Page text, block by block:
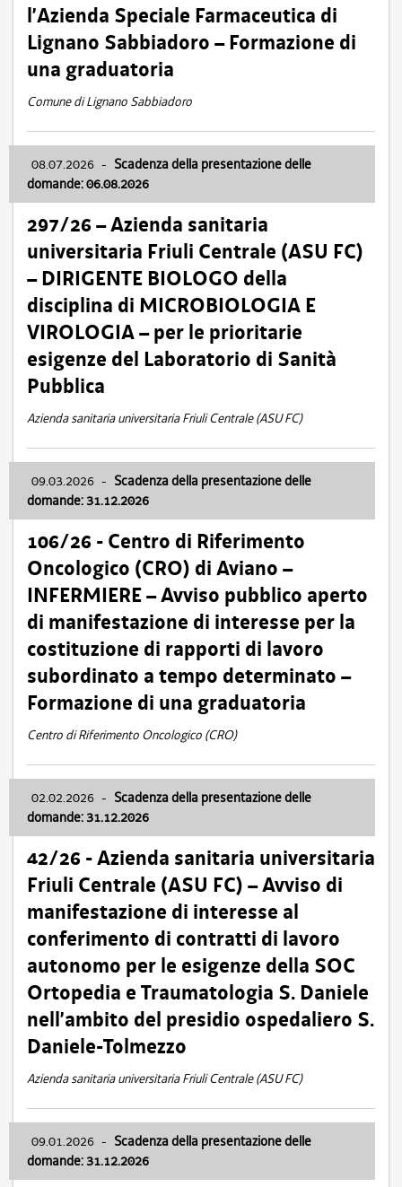
l’Azienda Speciale Farmaceutica di
Lignano Sabbiadoro – Formazione di
una graduatoria
Comune di Lignano Sabbiadoro
08.07.2026 - Scadenza della presentazione delle
domande: 06.08.2026
297/26 – Azienda sanitaria
universitaria Friuli Centrale (ASU FC)
– DIRIGENTE BIOLOGO della
disciplina di MICROBIOLOGIA E
VIROLOGIA – per le prioritarie
esigenze del Laboratorio di Sanità
Pubblica
Azienda sanitaria universitaria Friuli Centrale (ASU FC)
09.03.2026 - Scadenza della presentazione delle
domande: 31.12.2026
106/26 - Centro di Riferimento
Oncologico (CRO) di Aviano –
INFERMIERE – Avviso pubblico aperto
di manifestazione di interesse per la
costituzione di rapporti di lavoro
subordinato a tempo determinato –
Formazione di una graduatoria
Centro di Riferimento Oncologico (CRO)
02.02.2026 - Scadenza della presentazione delle
domande: 31.12.2026
42/26 - Azienda sanitaria universitaria
Friuli Centrale (ASU FC) – Avviso di
manifestazione di interesse al
conferimento di contratti di lavoro
autonomo per le esigenze della SOC
Ortopedia e Traumatologia S. Daniele
nell’ambito del presidio ospedaliero S.
Daniele-Tolmezzo
Azienda sanitaria universitaria Friuli Centrale (ASU FC)
09.01.2026 - Scadenza della presentazione delle
domande: 31.12.2026